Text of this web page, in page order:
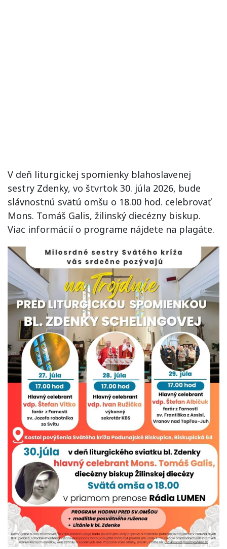
V deň liturgickej spomienky blahoslavenej
sestry Zdenky, vo štvrtok 30. júla 2026, bude
slávnostnú svätú omšu o 18.00 hod. celebrovať
Mons. Tomáš Galis, žilinský diecézny biskup.
Viac informácií o programe nájdete na plagáte.